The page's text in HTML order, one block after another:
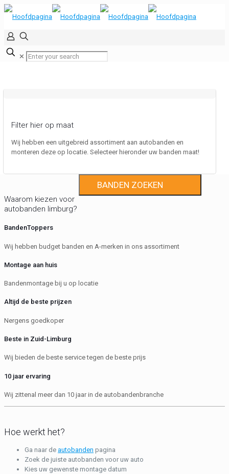
✕
Filter hier op maat
Wij hebben een uitgebreid assortiment aan autobanden en
monteren deze op locatie. Selecteer hieronder uw banden maat!
Waarom kiezen voor
autobanden limburg?
BandenToppers
Wij hebben budget banden en A-merken in ons assortiment
Montage aan huis
Bandenmontage bij u op locatie
Altijd de beste prijzen
Nergens goedkoper
Beste in Zuid-Limburg
Wij bieden de beste service tegen de beste prijs
10 jaar ervaring
Wij zittenal meer dan 10 jaar in de autobandenbranche
Hoe werkt het?
Ga naar de autobanden pagina
Zoek de juiste autobanden voor uw auto
Kies uw gewenste montage datum